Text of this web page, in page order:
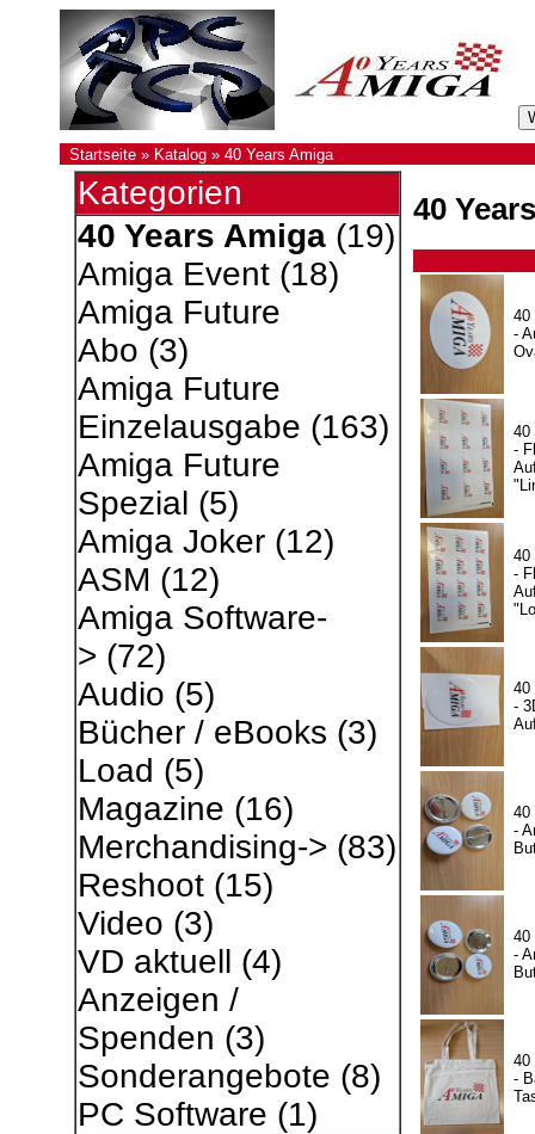
Startseite » Katalog » 40 Years Amiga
Kategorien
40 Years Amiga(19)
Amiga Event(18)
Amiga Future
Abo (3)
Amiga Future
Einzelausgabe (163)
Amiga Future
Spezial (5)
Amiga Joker(12)
ASM (12)
Amiga Software-
> (72)
Audio (5)
Bücher / eBooks (3)
Load (5)
Magazine (16)
Merchandising-> (83)
Reshoot(15)
Video (3)
VD aktuell (4)
Anzeigen /
Spenden (3)
Sonderangebote (8)
PC Software (1)
40
40
-
40
-
40
-
40
-
40
-
40
-
40
-